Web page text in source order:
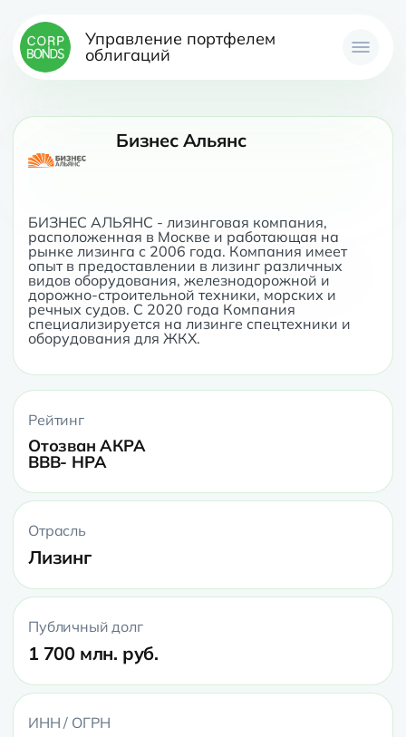
Управление портфелем
облигаций
Бизнес Альянс
БИЗНЕС АЛЬЯНС - лизинговая компания,
расположенная в Москве и работающая на
рынке лизинга с 2006 года. Компания имеет
опыт в предоставлении в лизинг различных
видов оборудования, железнодорожной и
дорожно-строительной техники, морских и
речных судов. С 2020 года Компания
специализируется на лизинге спецтехники и
оборудования для ЖКХ.
Рейтинг
Отозван АКРА
BBB- НРА
Отрасль
Лизинг
Публичный долг
1 700 млн. руб.
ИНН / ОГРН